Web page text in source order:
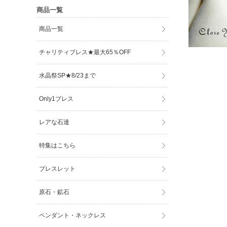
商品一覧
商品一覧
チャリティブレス★最大65％OFF
水晶祭SP★8/23まで
Only1ブレス
レアな石達
特集はこちら
ブレスレット
原石・鉱石
ペンダント・ネックレス